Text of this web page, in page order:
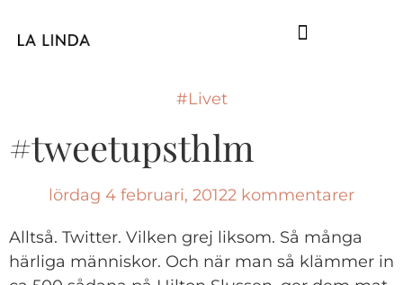
#Livet
#tweetupsthlm
lördag 4 februari, 20122 kommentarer
Alltså. Twitter. Vilken grej liksom. Så många
härliga människor. Och när man så klämmer in